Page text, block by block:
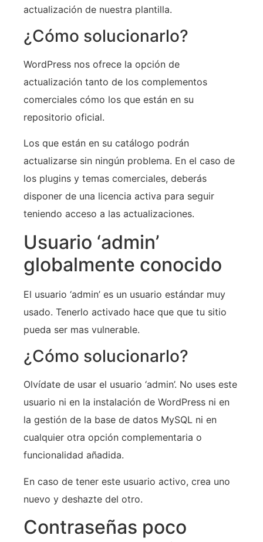
actualización de nuestra plantilla.
¿Cómo solucionarlo?
WordPress nos ofrece la opción de
actualización tanto de los complementos
comerciales cómo los que están en su
repositorio oficial.
Los que están en su catálogo podrán
actualizarse sin ningún problema. En el caso de
los plugins y temas comerciales, deberás
disponer de una licencia activa para seguir
teniendo acceso a las actualizaciones.
Usuario ‘admin’
globalmente conocido
El usuario ‘admin’ es un usuario estándar muy
usado. Tenerlo activado hace que que tu sitio
pueda ser mas vulnerable.
¿Cómo solucionarlo?
Olvídate de usar el usuario ‘admin’. No uses este
usuario ni en la instalación de WordPress ni en
la gestión de la base de datos MySQL ni en
cualquier otra opción complementaria o
funcionalidad añadida.
En caso de tener este usuario activo, crea uno
nuevo y deshazte del otro.
Contraseñas poco